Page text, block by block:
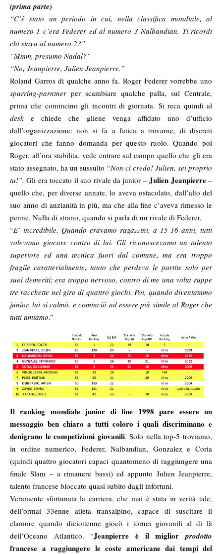
(prima parte)
“C’è stato un periodo in cui, nella classifica mondiale, al
numero 1 c’era Federer ed al numero 3 Nalbandian, Ti ricordi
chi stava al numero 2?”
“Mmm, presumo Nadal?”
“No, Jeanpierre, Julien Jeanpierre.”
Roland Garros di qualche anno fa. Roger Federer vorrebbe uno
sparring-parntner per scambiare qualche palla, sul Centrale,
prima che comincino gli incontri di giornata. Si reca quindi al
desk e chiede che gliene venga affidato uno d’ufficio
dall’organizzazione: non si fa a fatica a trovarne, di discreti
giocatori che fanno domanda per questo ruolo. Quando poi
Roger, all’ora stabilita, vede entrare sul campo quello che gli era
stato assegnato, ha un sussulto “Non ci credo! Julien, sei proprio
tu!”.Gli era toccato il suo rivale da junior –Julien Jeanpierre–
quello che, per diverse annate, lo aveva ostacolato, dall’alto del
suo anno di anzianità in più, ma che alla fine c’aveva rimesso le
penne. Nulla di strano, quando si parla di un rivale di Federer.
“E’ incredibile. Quando eravamo ragazzini, a 15-16 anni, tutti
volevamo giocare contro di lui. Gli riconoscevamo un talento
superiore ed una tecnica fuori dal comune, ma era troppo
fragile caratterialmente, tanto che perdeva le partite solo per
suoi demeriti; era troppo nervoso, contro di me una volta ruppe
tre racchette nel giro di quattro giochi. Poi, quando diventammo
junior, lui si calmò, e cominciò ad essere più simile al Roger che
tutti amiamo.”
Il ranking mondiale junior di fine 1998 pare essere un
messaggio ben chiaro a tutti coloro i quali discriminano e
denigrano le competizioni giovanili. Solo nella top-5 troviamo,
in ordine numerico, Federer, Nalbandian, Gonzalez e Coria
(quindi quattro giocatori capaci quantomeno di raggiungere una
finale Slam – a rimanere bassi) ed appunto Julien Jeanpierre,
talento francese bloccato quasi subito dagli infortuni.
Veramente sfortunata la carriera, che mai è stata in verità tale,
dell’ormai 33enne atleta transalpino, capace di suscitare il
clamore quando diciottenne giocò i tornei giovanili al di là
dell’Oceano Atlantico. “Jeanpierre è il migliorprodotto
francese a raggiungere le coste americane dai tempi del